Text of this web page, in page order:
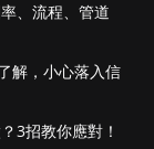
、流程、管道
解，小心落入信
3招教你應對！